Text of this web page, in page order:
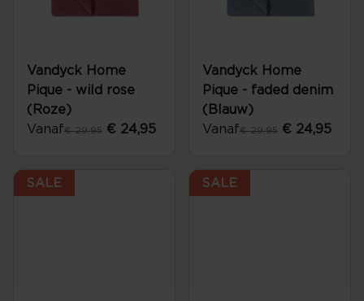
Vandyck Home
Pique - wild rose
(Roze)
Vanaf€ 29,95 € 24,95
Vandyck Home
Pique - faded denim
(Blauw)
Vanaf€ 29,95 € 24,95
SALE SALE